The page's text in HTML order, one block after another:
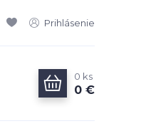
Prihlásenie
0 ks
0 €